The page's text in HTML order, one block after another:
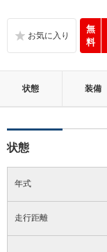
無キズ、もしくは傷み
外装：
無キズ、もしくはキ
修復歴：無
無
料
状態 装備
状態
年式
走行距離